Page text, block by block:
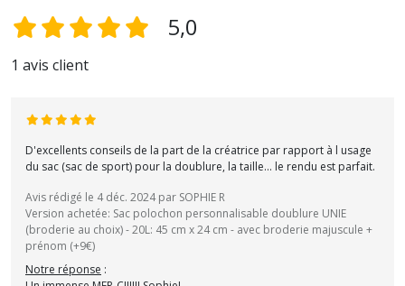
5,0
1 avis client
D'excellents conseils de la part de la créatrice par rapport à l usage
du sac (sac de sport) pour la doublure, la taille... le rendu est parfait.
Avis rédigé le 4 déc. 2024 par SOPHIE R
Version achetée: Sac polochon personnalisable doublure UNIE
(broderie au choix) - 20L: 45 cm x 24 cm - avec broderie majuscule +
prénom (+9€)
Notre réponse :